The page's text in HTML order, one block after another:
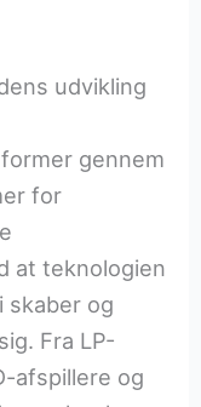
udvikling
gennem
for
at teknologien
skaber og
Fra LP-
afspillere og